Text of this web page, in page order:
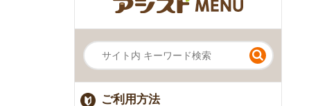
ご利用方法